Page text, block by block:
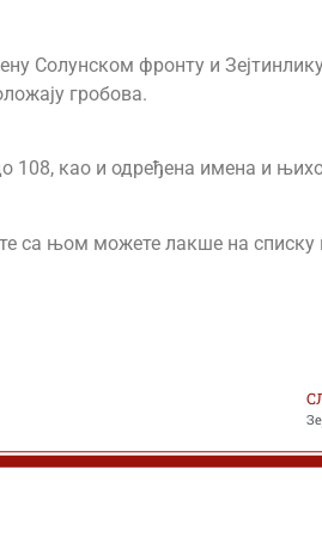
Солунском фронту и
гробова.
108, као и одређена имена и
са њом можете лакше на